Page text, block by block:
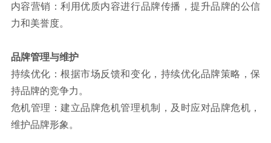
内容营销：利用优质内容进行品牌传播，提升品牌的公信
力和美誉度。
品牌管理与维护
持续优化：根据市场反馈和变化，持续优化品牌策略，保
持品牌的竞争力。
危机管理：建立品牌危机管理机制，及时应对品牌危机，
维护品牌形象。